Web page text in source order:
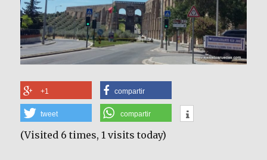
+1 compartir
tweet compartir
(Visited 6 times, 1 visits today)